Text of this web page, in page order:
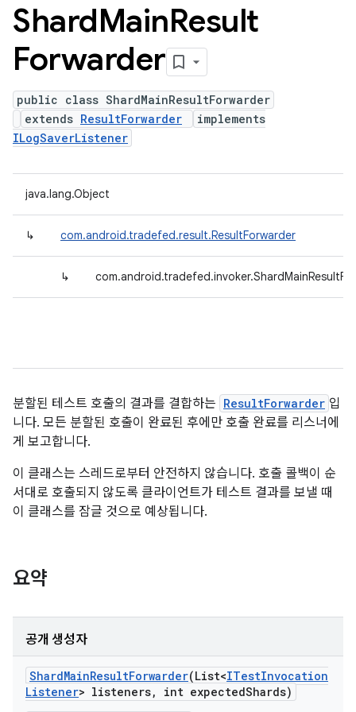
ShardMainResult
Forwarder
public class ShardMainResultForwarder
extends ResultForwarder
implements
ILogSaverListener
java.lang.Object
↳ com.android.tradefed.result.ResultForwarder
↳
분할된 테스트 호출의 결과를 결합하는 ResultForwarder 입
니다. 모든 분할된 호출이 완료된 후에만 호출 완료를 리스너에
게 보고합니다.
이 클래스는 스레드로부터 안전하지 않습니다. 호출 콜백이 순
서대로 호출되지 않도록 클라이언트가 테스트 결과를 보낼 때
이 클래스를 잠글 것으로 예상됩니다.
요약
공개 생성자
ShardMainResultForwarder(List<ITestInvocation
Listener> listeners, int expectedShards)